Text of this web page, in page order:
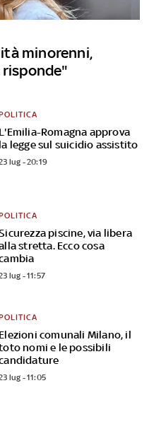
minorenni,
risponde"
L'Emilia-Romagna approva
legge sul suicidio assistito
lug - 20:19
piscine, via libera
stretta. Ecco cosa
lug - 11:57
Elezioni comunali Milano, il
nomi e le possibili
lug - 11:05